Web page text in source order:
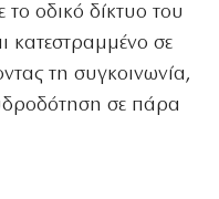
οδικό δίκτυο του
κατεστραμμένο σε
τη συγκοινωνία,
σε πάρα